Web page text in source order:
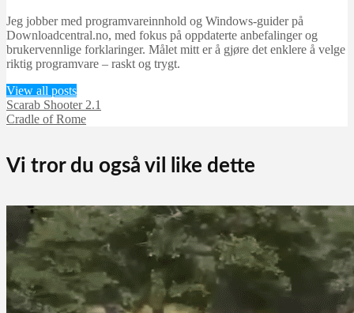
Jeg jobber med programvareinnhold og Windows-guider på
Downloadcentral.no, med fokus på oppdaterte anbefalinger og
brukervennlige forklaringer. Målet mitt er å gjøre det enklere å velge
riktig programvare – raskt og trygt.
View all posts
Scarab Shooter 2.1
Cradle of Rome
Vi tror du også vil like dette